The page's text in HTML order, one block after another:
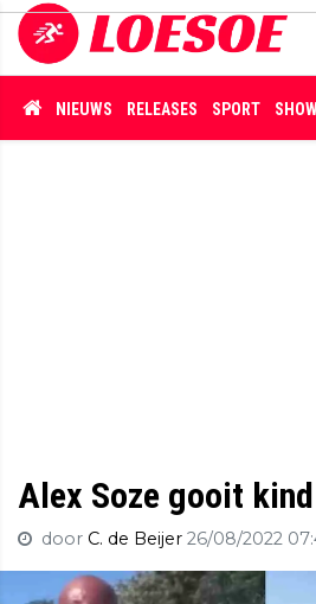
NIEUWS RELEASES SPORT
Alex Soze gooit
door C. de Beijer 26/08/2022